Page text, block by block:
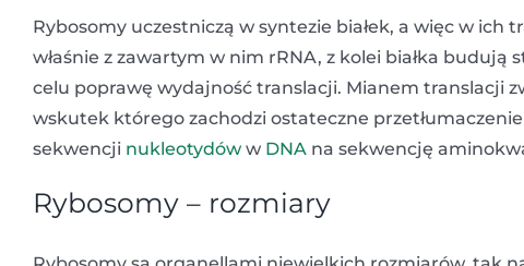
Rybosomy uczestniczą w syntezie białek, a więc w
właśnie z zawartym w nim rRNA, z kolei białka
celu poprawę wydajność translacji. Mianem translacji
wskutek którego zachodzi ostateczne
sekwencji nukleotydów w DNA na sekwencję
Rybosomy – rozmiary